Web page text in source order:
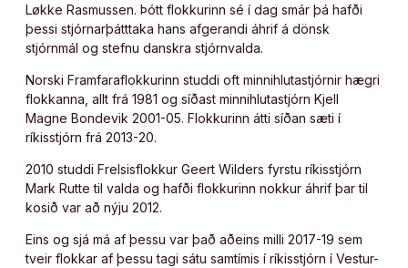
Løkke Rasmussen. Þótt flokkurinn sé í dag smár þá hafði
þessi stjórnarþátttaka hans afgerandi áhrif á dönsk
stjórnmál og stefnu danskra stjórnvalda.
Norski Framfaraflokkurinn studdi oft minnihlutastjórnir hægri
flokkanna, allt frá 1981 og síðast minnihlutastjórn Kjell
Magne Bondevik 2001-05. Flokkurinn átti síðan sæti í
ríkisstjórn frá 2013-20.
2010 studdi Frelsisflokkur Geert Wilders fyrstu ríkisstjórn
Mark Rutte til valda og hafði flokkurinn nokkur áhrif þar til
kosið var að nýju 2012.
Eins og sjá má af þessu var það aðeins milli 2017-19 sem
tveir flokkar af þessu tagi sátu samtímis í ríkisstjórn í Vestur-